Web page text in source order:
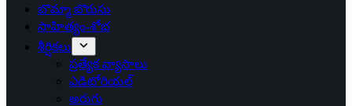
బొమ్మా బొరుసు
సాహిత్యం-శోభ
శీర్షికలు
ప్రత్యేక వ్యాసాలు
ఎడిటోరియల్
అరుగు